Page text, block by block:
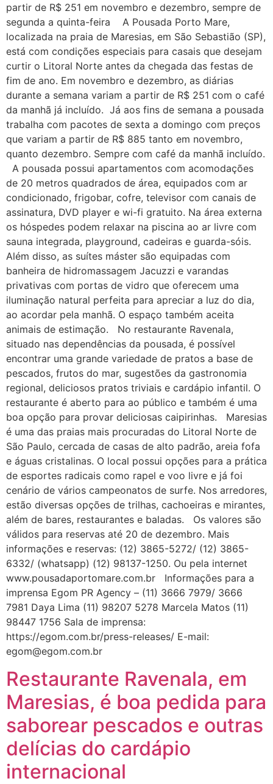
partir de R$ 251 em novembro e dezembro, sempre de
segunda a quinta-feira A Pousada Porto Mare,
localizada na praia de Maresias, em São Sebastião (SP),
está com condições especiais para casais que desejam
curtir o Litoral Norte antes da chegada das festas de
fim de ano. Em novembro e dezembro, as diárias
durante a semana variam a partir de R$ 251 com o café
da manhã já incluído. Já aos fins de semana a pousada
trabalha com pacotes de sexta a domingo com preços
que variam a partir de R$ 885 tanto em novembro,
quanto dezembro. Sempre com café da manhã incluído.
A pousada possui apartamentos com acomodações
de 20 metros quadrados de área, equipados com ar
condicionado, frigobar, cofre, televisor com canais de
assinatura, DVD player e wi-fi gratuito. Na área externa
os hóspedes podem relaxar na piscina ao ar livre com
sauna integrada, playground, cadeiras e guarda-sóis.
Além disso, as suítes máster são equipadas com
banheira de hidromassagem Jacuzzi e varandas
privativas com portas de vidro que oferecem uma
iluminação natural perfeita para apreciar a luz do dia,
ao acordar pela manhã. O espaço também aceita
animais de estimação. No restaurante Ravenala,
situado nas dependências da pousada, é possível
encontrar uma grande variedade de pratos a base de
pescados, frutos do mar, sugestões da gastronomia
regional, deliciosos pratos triviais e cardápio infantil. O
restaurante é aberto para ao público e também é uma
boa opção para provar deliciosas caipirinhas. Maresias
é uma das praias mais procuradas do Litoral Norte de
São Paulo, cercada de casas de alto padrão, areia fofa
e águas cristalinas. O local possui opções para a prática
de esportes radicais como rapel e voo livre e já foi
cenário de vários campeonatos de surfe. Nos arredores,
estão diversas opções de trilhas, cachoeiras e mirantes,
além de bares, restaurantes e baladas. Os valores são
válidos para reservas até 20 de dezembro. Mais
informações e reservas: (12) 3865-5272/ (12) 3865-
6332/ (whatsapp) (12) 98137-1250. Ou pela internet
www.pousadaportomare.com.br Informações para a
imprensa Egom PR Agency – (11) 3666 7979/ 3666
7981 Daya Lima (11) 98207 5278 Marcela Matos (11)
98447 1756 Sala de imprensa:
https://egom.com.br/press-releases/ E-mail:
egom@egom.com.br
Restaurante Ravenala, em
Maresias, é boa pedida para
saborear pescados e outras
delícias do cardápio
internacional